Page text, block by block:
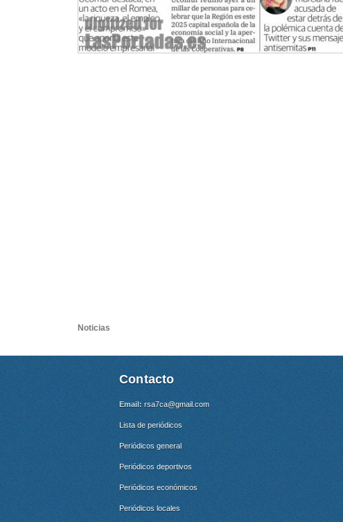
Noticias
Contacto
Email: rsa7ca@gmail.com
Lista de periódicos
Periódicos general
Periódicos deportivos
Periódicos económicos
Periódicos locales